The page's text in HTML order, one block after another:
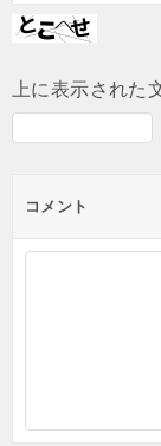
上に表示された
コメント